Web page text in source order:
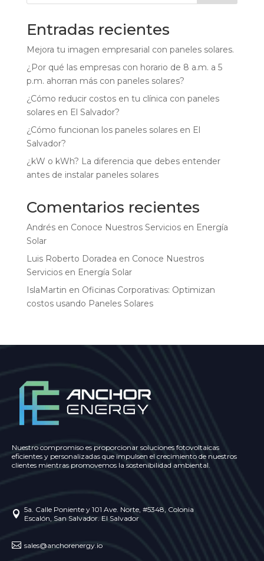
Entradas recientes
Mejora tu imagen empresarial con paneles solares.
¿Por qué las empresas con horario de 8 a.m. a 5
p.m. ahorran más con paneles solares?
¿Cómo reducir costos en tu clínica con paneles
solares en El Salvador?
¿Cómo funcionan los paneles solares en El
Salvador?
¿kW o kWh? La diferencia que debes entender
antes de instalar paneles solares
Comentarios recientes
Andrésen Conoce Nuestros Servicios en Energía
Solar
Luis Roberto Doradea en Conoce Nuestros
Servicios en Energía Solar
IslaMartin en Oficinas Corporativas: Optimizan
costos usando Paneles Solares
Nuestro compromiso es proporcionar soluciones fotovoltaicas
eficientes y personalizadas que impulsen el crecimiento de nuestros
clientes mientras promovemos la sostenibilidad ambiental.
 5a. Calle Poniente y 101 Ave. Norte, #5348, Colonia
Escalón, San Salvador. El Salvador
 sales@anchorenergy.io